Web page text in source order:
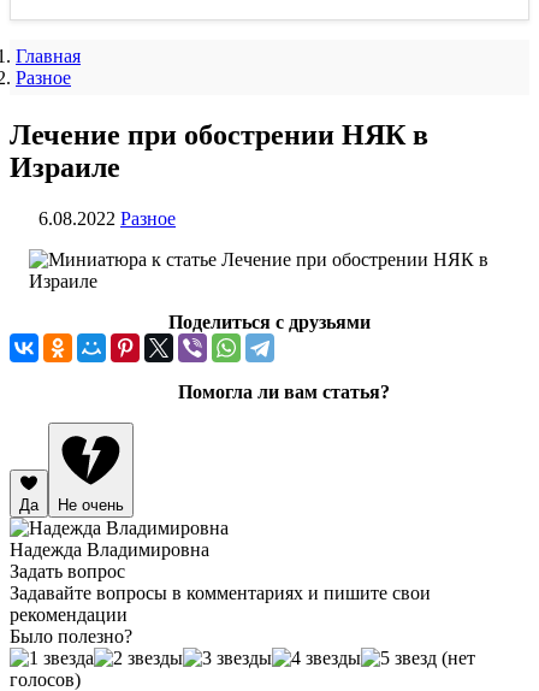
Главная
Разное
Лечение при обострении НЯК в
Израиле
6.08.2022 Разное
Поделиться с друзьями
Помогла ли вам статья?
Да Не очень
Надежда Владимировна
Задать вопрос
Задавайте вопросы в комментариях и пишите свои
рекомендации
Было полезно?
(нет
голосов)